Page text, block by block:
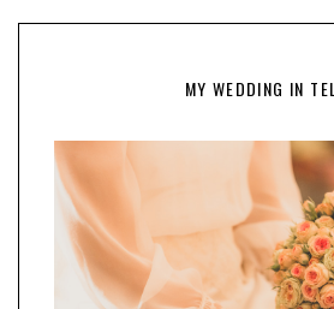
MY WEDDING IN